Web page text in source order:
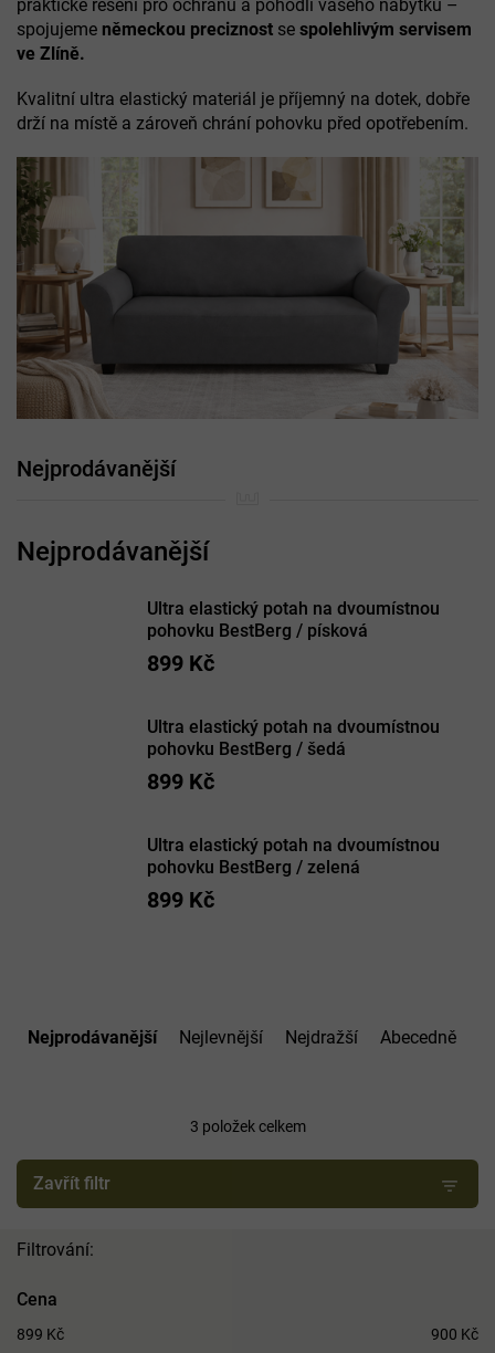
praktické řešení pro ochranu a pohodlí vašeho nábytku –
spojujeme německou preciznost se spolehlivým servisem
ve Zlíně.
Kvalitní ultra elastický materiál je příjemný na dotek, dobře
drží na místě a zároveň chrání pohovku před opotřebením.
Nejprodávanější
Ultra elastický potah na dvoumístnou
pohovku BestBerg / písková
899 Kč
Ultra elastický potah na dvoumístnou
pohovku BestBerg / šedá
899 Kč
Ultra elastický potah na dvoumístnou
pohovku BestBerg / zelená
899 Kč
p
o
u
t
ů
Nejprodávanější Nejlevnější Nejdražší Abecedně
3 položek celkem
Zavřít filtr
Cena
899 Kč 900 Kč